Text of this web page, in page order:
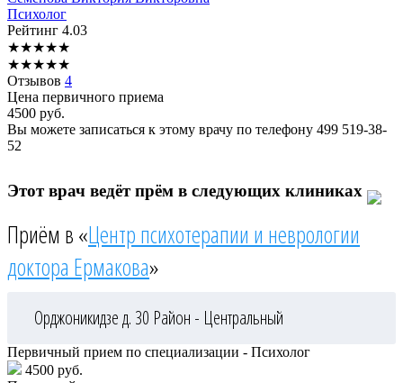
Психолог
Рейтинг 4.03
★★★★★
★★★★★
Отзывов 4
Цена первичного приема
4500 руб.
Вы можете записаться к этому врачу по телефону 499 519-38-
52
Этот врач ведёт прём в следующих клиниках
Приём в «Центр психотерапии и неврологии
доктора Ермакова»
Орджоникидзе д. 30 Район - Центральный
Первичный прием по специализации - Психолог
4500 руб.